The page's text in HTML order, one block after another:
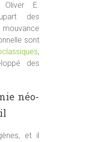
E.
des
sont
,
des
néo-
et il